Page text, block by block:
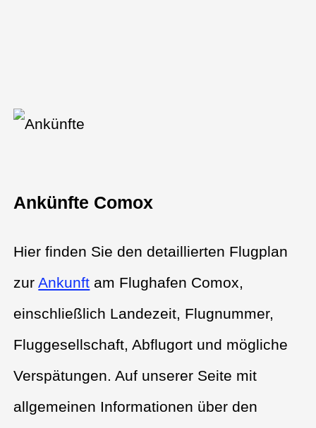
Ankünfte Comox
Hier finden Sie den detaillierten Flugplan
zurAnkunft am Flughafen Comox,
einschließlich Landezeit, Flugnummer,
Fluggesellschaft, Abflugort und mögliche
Verspätungen. Auf unserer Seite mit
allgemeinen Informationen über den